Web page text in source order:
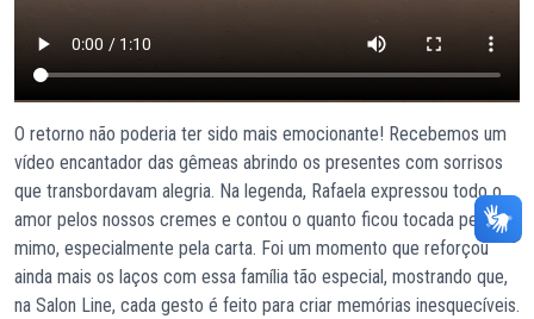
O retorno não poderia ter sido mais emocionante! Recebemos um
vídeo encantador das gêmeas abrindo os presentes com sorrisos
que transbordavam alegria. Na legenda, Rafaela expressou todo o
amor pelos nossos cremes e contou o quanto ficou tocada pelo
mimo, especialmente pela carta. Foi um momento que reforçou
ainda mais os laços com essa família tão especial, mostrando que,
na Salon Line, cada gesto é feito para criar memórias inesquecíveis.